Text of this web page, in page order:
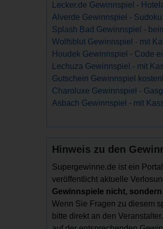
Lecker.de Gewinnspiel -
Alverde Gewinnspiel -
Splash Bad Gewinnspiel -
Wolfsblut Gewinnspiel - mit
Houdek Gewinnspiel - Code
Lechuza Gewinnspiel - mit
Gutschein Gewinnspiel
Charoluxe Gewinnspiel -
Asbach Gewinnspiel - mit
Hinweis zu den
Supergewinne.de ist ein
veröffentlicht aktuelle
Gewinnspiele nicht,
Wenn Sie Fragen zu diesem
bitte direkt an den